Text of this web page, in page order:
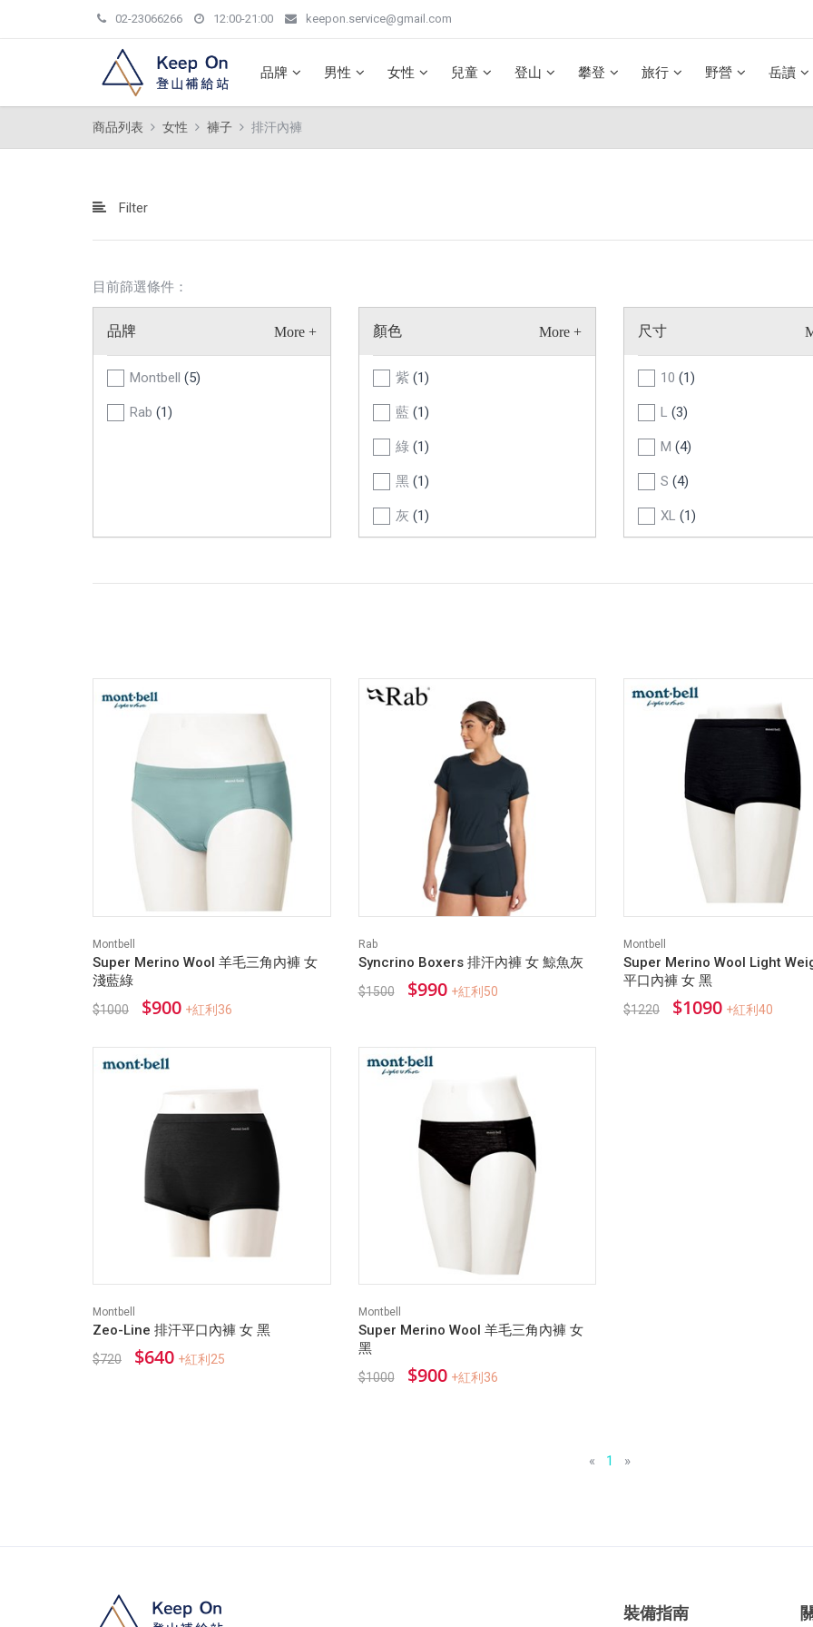
02-23066266 12:00-21:00 keepon.service@gmail.com
品牌 男性 女性 兒童 登山 攀登 旅行 野營 岳讀
商品列表 女性 褲子 排汗內褲
Filter
目前篩選條件：
品牌
Montbell (5)
Rab (1)
顏色
紫 (1)
藍 (1)
綠 (1)
黑 (1)
灰 (1)
尺寸
10 (1)
L (3)
M (4)
S (4)
XL (1)
Montbell
Super Merino Wool 羊毛三角內褲 女
淺藍綠
$1000 $900 +紅利36
Rab
Syncrino Boxers 排汗內褲 女 鯨魚灰
$1500 $990 +紅利50
Montbell
Super Merino Wool Light
平口內褲 女 黑
$1220 $1090 +紅利40
Montbell
Zeo-Line 排汗平口內褲 女 黑
$720 $640 +紅利25
Montbell
Super Merino Wool 羊毛三角內褲 女
黑
$1000 $900 +紅利36
« 1 »
裝備指南